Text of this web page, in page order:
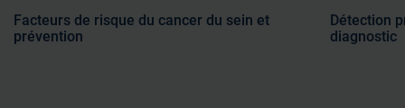
Facteurs de risque du cancer du sein et
prévention
Détection
diagnostic